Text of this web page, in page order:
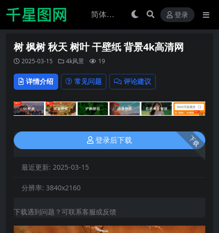
登录
树 枫树 秋天 树叶 干壁纸 背景4k高清网
2025-03-15 4k风景 19
详情介绍 常见问题 评论建议
下载
登录后下载
最近更新: 2025-03-15
分辨率: 3840x2160
下载遇到问题？可联系客服或反馈